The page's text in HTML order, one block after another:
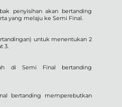
penyisihan akan bertanding
yang melaju ke Semi Final.
untuk menentukan 2
3.
di Semi Final bertanding
bertanding memperebutkan